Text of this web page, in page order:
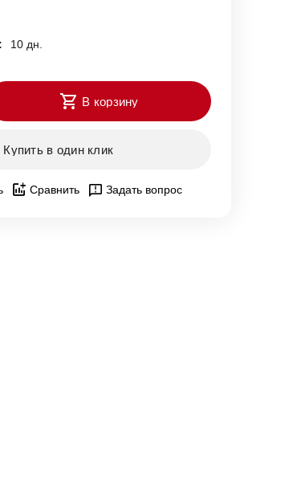
10 дн.
В корзину
Купить в один клик
Сравнить Задать вопрос